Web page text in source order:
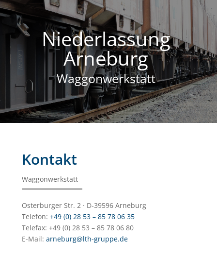
Niederlassung
Arneburg
Waggonwerkstatt
Kontakt
Waggonwerkstatt
Osterburger Str. 2 · D-39596 Arneburg
Telefon: +49 (0) 28 53 – 85 78 06 35
Telefax: +49 (0) 28 53 – 85 78 06 80
E-Mail: arneburg@lth-gruppe.de